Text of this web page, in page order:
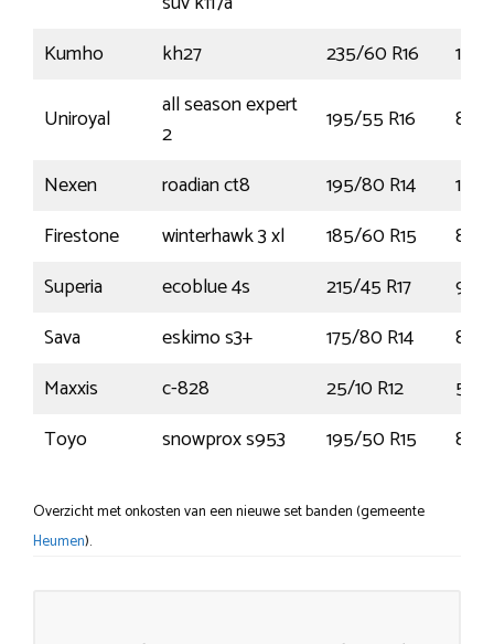
Kumho
kh27 235/60 R16
Uniroyal
all season expert
2
195/55 R16
87H
Nexen
roadian ct8 195/80 R14
106R
Firestone
winterhawk 3 xl 185/60 R15
88T
Superia
ecoblue 4s 215/45 R17
91W
Sava
eskimo s3+ 175/80 R14
88T
Maxxis
c-828 25/10 R12
50N
Toyo
snowprox s953 195/50 R15 82H
Overzicht met onkosten van een nieuwe set banden (gemeente
Heumen).